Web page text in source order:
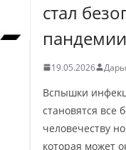
стал
19.05.2026
Вспышки
становятся все
человечеству
которая может